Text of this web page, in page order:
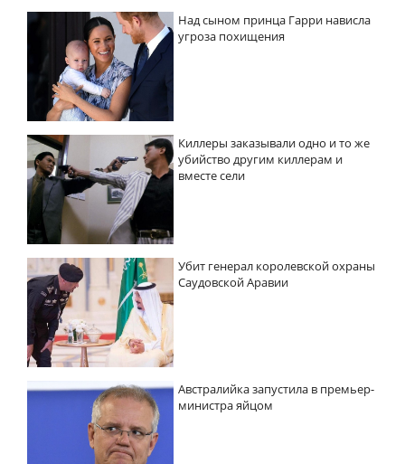
Над сыном принца Гарри нависла
угроза похищения
Киллеры заказывали одно и то же
убийство другим киллерам и
вместе сели
Убит генерал королевской охраны
Саудовской Аравии
Австралийка запустила в премьер-
министра яйцом